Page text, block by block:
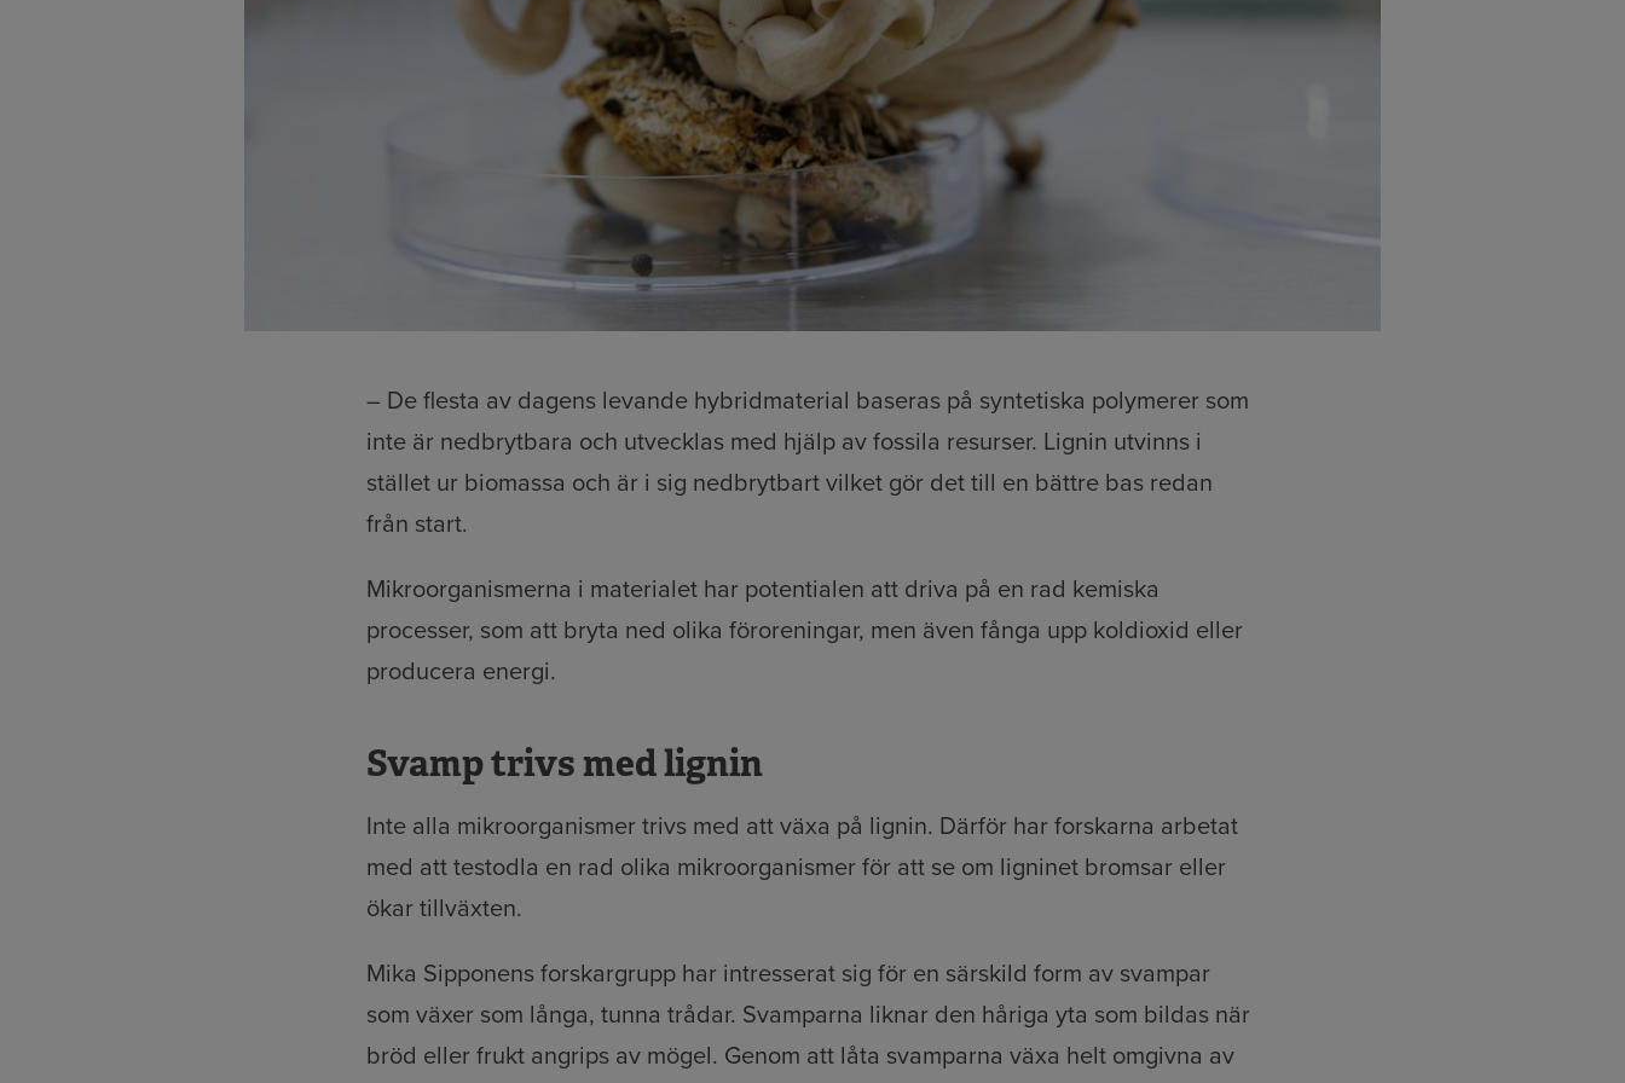
– De flesta av dagens levande hybridmaterial baseras på syntetiska polymerer som
inte är nedbrytbara och utvecklas med hjälp av fossila resurser. Lignin utvinns i
stället ur biomassa och är i sig nedbrytbart vilket gör det till en bättre bas redan
från start.
Mikroorganismerna i materialet har potentialen att driva på en rad kemiska
processer, som att bryta ned olika föroreningar, men även fånga upp koldioxid eller
producera energi.
Svamp trivs med lignin
Inte alla mikroorganismer trivs med att växa på lignin. Därför har forskarna arbetat
med att testodla en rad olika mikroorganismer för att se om ligninet bromsar eller
ökar tillväxten.
Mika Sipponens forskargrupp har intresserat sig för en särskild form av svampar
som växer som långa, tunna trådar. Svamparna liknar den håriga yta som bildas när
bröd eller frukt angrips av mögel. Genom att låta svamparna växa helt omgivna av